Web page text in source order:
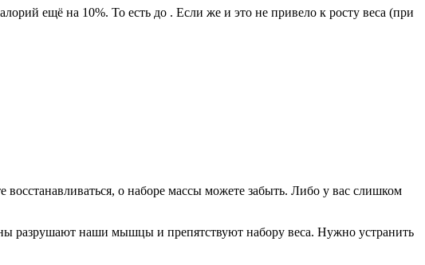
ещё на 10%. То есть до . Если же и это не привело к росту веса (при
о наборе массы можете забыть. Либо у вас слишком
разрушают наши мышцы и препятствуют набору веса. Нужно устранить